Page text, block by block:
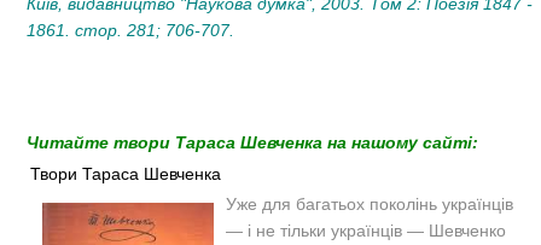
1861. стор. 281; 706-707.
Читайте твори Тараса Шевченка на нашому сайті:
Твори Тараса Шевченка
Уже для багатьох поколінь українців
— і не тільки українців — Шевченко